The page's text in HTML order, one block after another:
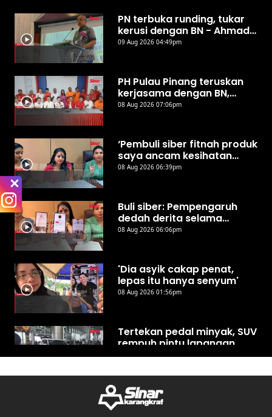
PN terbuka runding, tukar
kerusi dengan BN - Ahmad
Samsuri
09 Aug 2026 04:49pm
PH Pulau Pinang teruskan
kerjasama dengan BN,
UMNO
08 Aug 2026 07:06pm
‘Pembuli siber fitnah produk
saya ancam kesihatan
awam’
08 Aug 2026 06:39pm
Buli siber: Pempengaruh
dedah derita selama
bertahun
08 Aug 2026 06:06pm
'Dia asyik cakap penat,
lepas itu hanya senyum'
08 Aug 2026 01:56pm
Tertekan pedal minyak, SUV
rempuh pintu lapangan
terbang Kota Kinabalu
348 tan daging ayam,
khinzir sejuk beku dalam 12